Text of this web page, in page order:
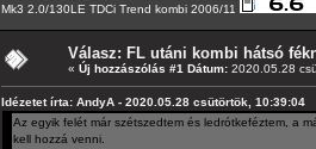
Mk3 2.0/130LE TDCi Trend kombi 2006/11
Válasz: FL utáni kombi hátsó
« Új hozzászólás #1 Dátum: 2020.05.28
Idézetet írta: AndyA - 2020.05.28 csütörtök, 10:39:04
Az egyik felét már szétszedtem és ledrótkeféztem, a
kell hozzá venni.